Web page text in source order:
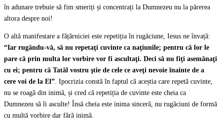
în adunare trebuie să fim smeriți și concentrați la Dumnezeu nu la părerea
altora despre noi!
O altă manifestare a fățărniciei este repetiția în rugăciune, Iesus ne învață:
“Iar rugându-vă, să nu repetaţi cuvinte ca naţiunile; pentru că lor le
pare că prin multa lor vorbire vor fi ascultaţi. Deci să nu fiţi asemănaţi
cu ei; pentru că Tatăl vostru ştie de cele ce aveţi nevoie înainte de a
cere voi de la El”. Ipocrizia constă în faptul că aceștia care repetă cuvinte,
nu se roagă din inimă, și cred că repetiția de cuvinte este cheia ca
Dumnezeu să îi asculte! Însă cheia este inima sinceră, nu rugăciuni de formă
cu multă vorbire dar fără inimă.